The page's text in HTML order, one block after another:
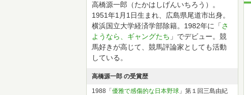
高橋源一郎（たかはしげんいちろう）。
1951年1月1日生まれ、広島県尾道市出身。
横浜国立大学経済学部除籍。1982年に「さ
ようなら、ギャングたち 」でデビュー。競
馬好きが高じて、競馬評論家としても活動
している。
高橋源一郎 の受賞歴
1988「 優雅で感傷的な日本野球 」第１回三島由紀